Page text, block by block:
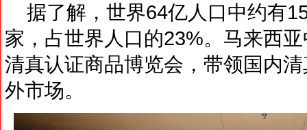
据了解，世界64亿人口中约有
家，占世界人口的23%。马来西
清真认证商品博览会，带领国内
外市场。